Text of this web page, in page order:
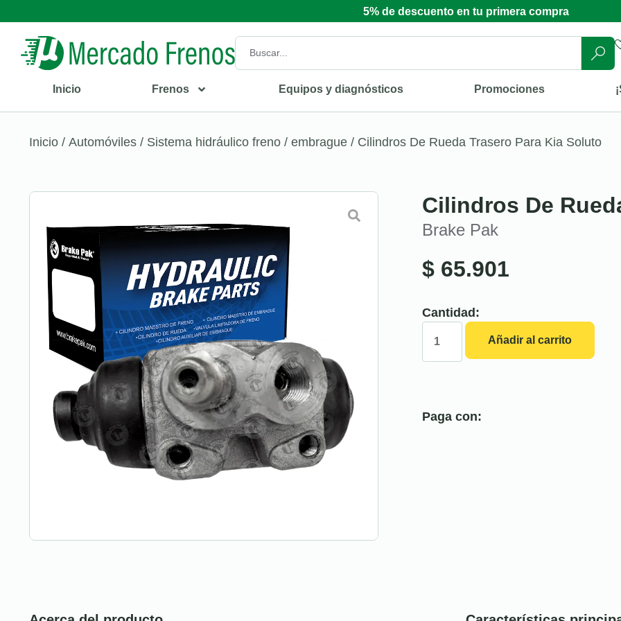
5% de descuento en tu primera compra
Inicio Frenos Equipos y diagnósticos Promociones
Inicio / Automóviles / Sistema hidráulico freno / embrague / Cilindros De Rueda Trasero Para Kia Soluto
Cilindros De
Brake Pak
$ 65.901
Cantidad:
Añadir al carrito
Paga con: